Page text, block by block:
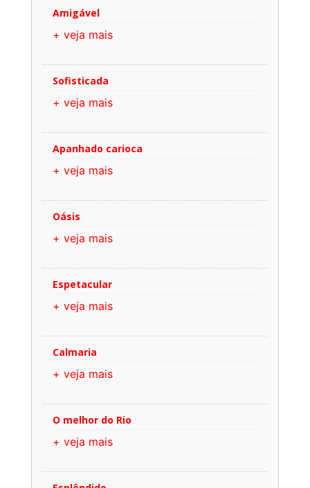
Amigável
+ veja mais
Sofisticada
+ veja mais
Apanhado carioca
+ veja mais
Oásis
+ veja mais
Espetacular
+ veja mais
Calmaria
+ veja mais
O melhor do Rio
+ veja mais